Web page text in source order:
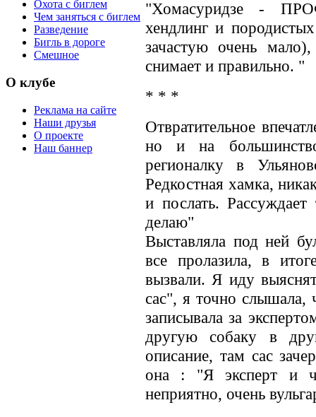
Охота с биглем
Чем заняться с биглем
Разведение
Бигль в дороге
Смешное
О клубе
Реклама на сайте
Наши друзья
О проекте
Наш баннер
"Хомасуридзе -
хендлинг и
зачастую очень
снимает и правильно. "
* * *
Отвратительное
но и на
регионалку в
Редкостная хамка,
и послать.
делаю"
Выставляла под ней
все пролазила, в
вызвали. Я иду
сас", я точно слышала,
записывала за
другую собаку в
описание, там сас
она : "Я эксперт и
неприятно, очень